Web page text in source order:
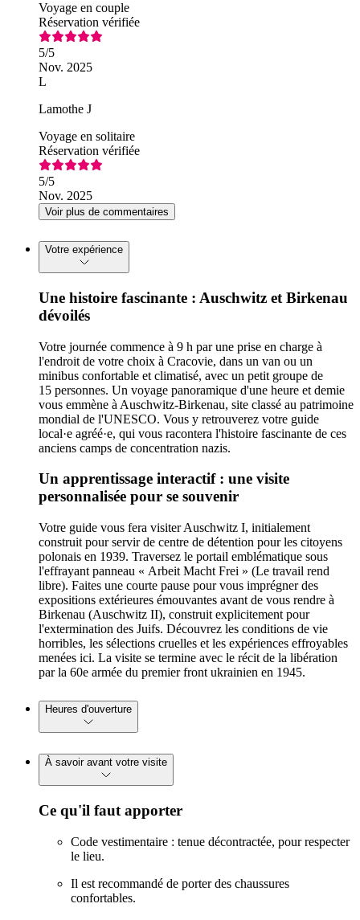
Voyage en couple
Réservation vérifiée
5/5
Nov. 2025
L
Lamothe J
Voyage en solitaire
Réservation vérifiée
5/5
Nov. 2025
Voir plus de commentaires
Votre expérience
Une histoire fascinante : Auschwitz et Birkenau
dévoilés
Votre journée commence à 9 h par une prise en charge à
l'endroit de votre choix à Cracovie, dans un van ou un
minibus confortable et climatisé, avec un petit groupe de
15 personnes. Un voyage panoramique d'une heure et demie
vous emmène à Auschwitz-Birkenau, site classé au patrimoine
mondial de l'UNESCO. Vous y retrouverez votre guide
local·e agréé·e, qui vous racontera l'histoire fascinante de ces
anciens camps de concentration nazis.
Un apprentissage interactif : une visite
personnalisée pour se souvenir
Votre guide vous fera visiter Auschwitz I, initialement
construit pour servir de centre de détention pour les citoyens
polonais en 1939. Traversez le portail emblématique sous
l'effrayant panneau « Arbeit Macht Frei » (Le travail rend
libre). Faites une courte pause pour vous imprégner des
expositions extérieures émouvantes avant de vous rendre à
Birkenau (Auschwitz II), construit explicitement pour
l'extermination des Juifs. Découvrez les conditions de vie
horribles, les sélections cruelles et les expériences effroyables
menées ici. La visite se termine avec le récit de la libération
par la 60e armée du premier front ukrainien en 1945.
Heures d'ouverture
À savoir avant votre visite
Ce qu'il faut apporter
Code vestimentaire : tenue décontractée, pour respecter
le lieu.
Il est recommandé de porter des chaussures
confortables.